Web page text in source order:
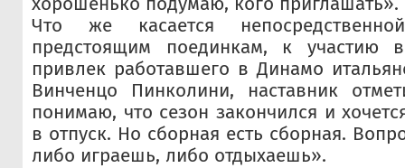
Что же касается
предстоящим поединкам, к участию
привлек работавшего в Динамо
Винченцо Пинколини, наставник
понимаю, что сезон закончился и
в отпуск. Но сборная есть сборная.
либо играешь, либо отдыхаешь».